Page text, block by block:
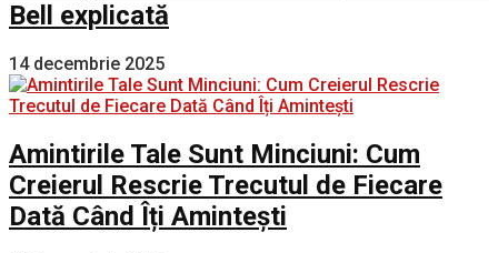
Bell explicată
14 decembrie 2025
Amintirile Tale Sunt Minciuni: Cum
Creierul Rescrie Trecutul de Fiecare
Dată Când Îți Amintești